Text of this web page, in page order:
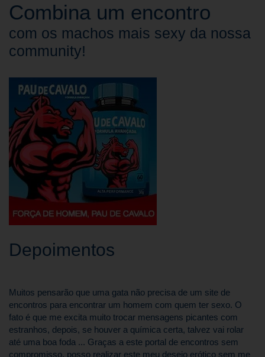
Combina um encontro
com os machos mais sexy da nossa
community!
Depoimentos
Muitos pensarão que uma gata não precisa de um site de
encontros para encontrar um homem com quem ter sexo. O
fato é que me excita muito trocar mensagens picantes com
estranhos, depois, se houver a química certa, talvez vai rolar
até uma boa foda ... Graças a este portal de encontros sem
compromisso, posso realizar este meu desejo erótico sem me